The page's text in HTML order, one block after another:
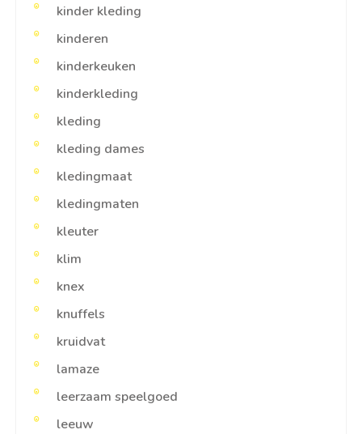
kinder kleding
kinderen
kinderkeuken
kinderkleding
kleding
kleding dames
kledingmaat
kledingmaten
kleuter
klim
knex
knuffels
kruidvat
lamaze
leerzaam speelgoed
leeuw